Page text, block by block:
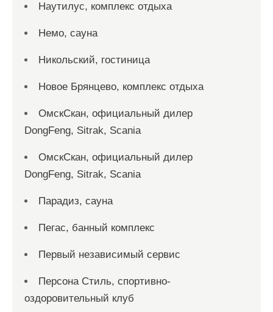
Наутилус, комплекс отдыха
Немо, сауна
Никольский, гостиница
Новое Брянцево, комплекс отдыха
ОмскСкан, официальный дилер
DongFeng, Sitrak, Scania
ОмскСкан, официальный дилер
DongFeng, Sitrak, Scania
Парадиз, сауна
Пегас, банный комплекс
Первый независимый сервис
Персона Стиль, спортивно-
оздоровительный клуб